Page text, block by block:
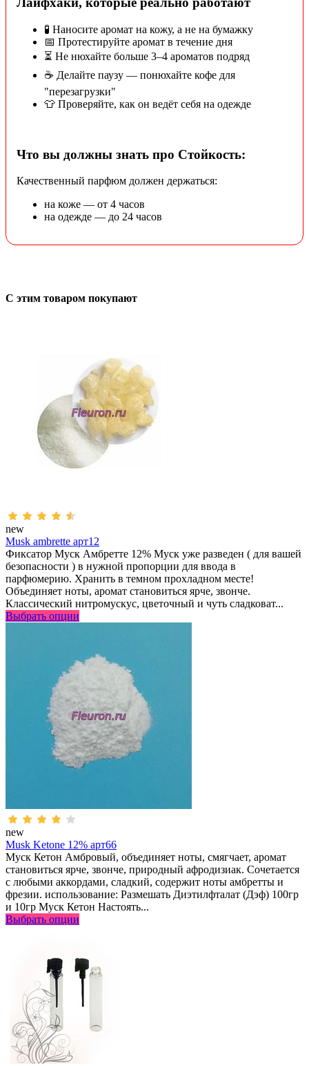
🧪 Наносите аромат на кожу, а не на бумажку
📅 Протестируйте аромат в течение дня
⏳ Не нюхайте больше 3–4 ароматов подряд
☕ Делайте паузу — понюхайте кофе для
"перезагрузки"
👕 Проверяйте, как он ведёт себя на одежде
Что вы должны знать про Стойкость:
Качественный парфюм должен держаться:
на коже — от 4 часов
на одежде — до 24 часов
С этим товаром покупают
new
Musk ambrette арт12
Фиксатор Муск Амбретте 12% Муск уже разведен ( для вашей
безопасности ) в нужной пропорции для ввода в
парфюмерию. Хранить в темном прохладном месте!
Объединяет ноты, аромат становиться ярче, звонче.
Классический нитромускус, цветочный и чуть сладковат...
Выбрать опции
new
Musk Ketone 12% арт66
Муск Кетон Амбровый, объединяет ноты, смягчает, аромат
становиться ярче, звонче, природный афродизиак. Сочетается
с любыми аккордами, сладкий, содержит ноты амбретты и
фрезии. использование: Размешать Диэтилфталат (Дэф) 100гр
и 10гр Муск Кетон Настоять...
Выбрать опции